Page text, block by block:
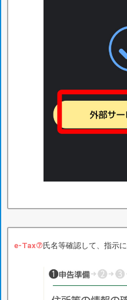
e-Tax⑦氏名等確認して、指示